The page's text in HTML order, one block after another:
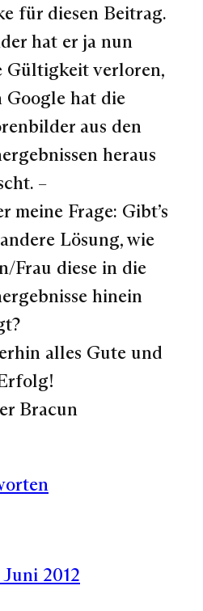
für diesen Beitrag.
hat er ja nun
Gültigkeit verloren,
Google hat die
aus den
heraus
–
meine Frage: Gibt’s
Lösung, wie
Frau diese in die
hinein
alles Gute und
Bracun
Juni 2012